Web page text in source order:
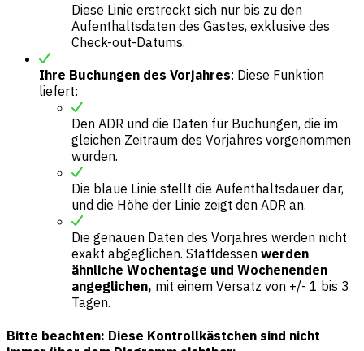
Diese Linie erstreckt sich nur bis zu den
Aufenthaltsdaten des Gastes, exklusive des
Check-out-Datums.
Ihre Buchungen des Vorjahres: Diese Funktion
liefert:
Den ADR und die Daten für Buchungen, die im
gleichen Zeitraum des Vorjahres vorgenommen
wurden.
Die blaue Linie stellt die Aufenthaltsdauer dar,
und die Höhe der Linie zeigt den ADR an.
Die genauen Daten des Vorjahres werden nicht
exakt abgeglichen. Stattdessen werden
ähnliche Wochentage und Wochenenden
angeglichen, mit einem Versatz von +/- 1 bis 3
Tagen.
Bitte beachten: Diese Kontrollkästchen sind nicht